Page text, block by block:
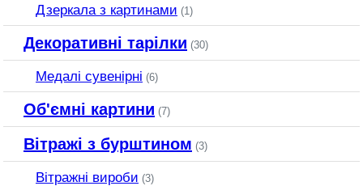
Дзеркала з картинами (1)
Декоративні тарілки (30)
Медалі сувенірні (6)
Об'ємні картини (7)
Вітражі з бурштином (3)
Вітражні вироби (3)